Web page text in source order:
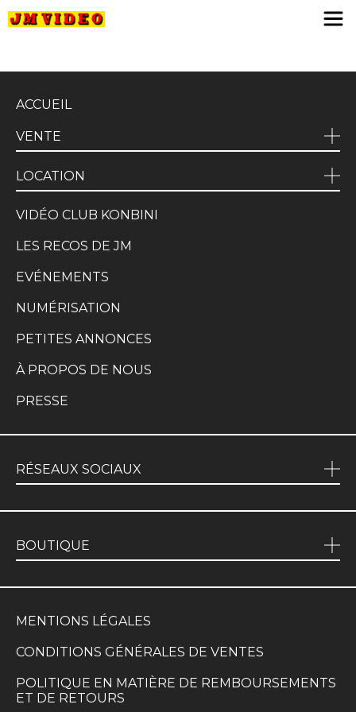
ACCUEIL
VENTE
LOCATION
VIDÉO CLUB KONBINI
LES RECOS DE JM
EVÉNEMENTS
NUMÉRISATION
PETITES ANNONCES
À PROPOS DE NOUS
PRESSE
RÉSEAUX SOCIAUX
BOUTIQUE
MENTIONS LÉGALES
CONDITIONS GÉNÉRALES DE VENTES
POLITIQUE EN MATIÈRE DE REMBOURSEMENTS
ET DE RETOURS